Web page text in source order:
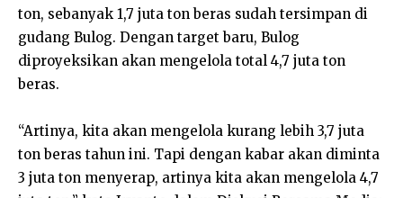
ton, sebanyak 1,7 juta ton beras sudah tersimpan di
gudang Bulog. Dengan target baru, Bulog
diproyeksikan akan mengelola total 4,7 juta ton
beras.
“Artinya, kita akan mengelola kurang lebih 3,7 juta
ton beras tahun ini. Tapi dengan kabar akan diminta
3 juta ton menyerap, artinya kita akan mengelola 4,7